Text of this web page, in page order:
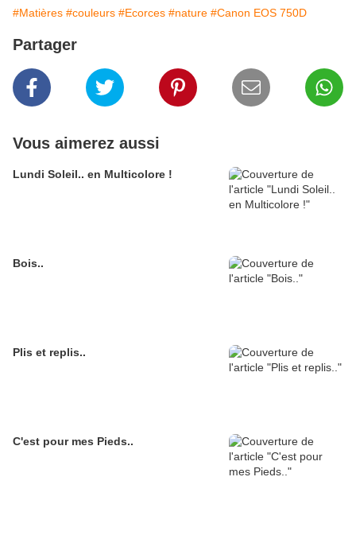
#Matières #couleurs #Ecorces #nature #Canon EOS 750D
Partager
Vous aimerez aussi
Lundi Soleil.. en Multicolore !
Bois..
Plis et replis..
C'est pour mes Pieds..